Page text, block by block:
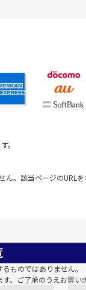
。
。該当ページのURLを
ものではありません。
。ご了承のうえお買い